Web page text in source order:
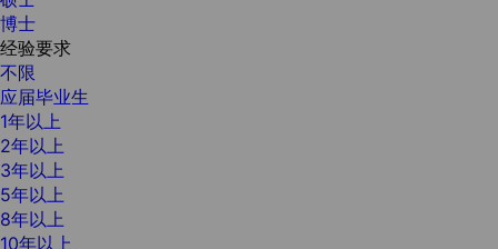
博士
经验要求
不限
应届毕业生
1年以上
2年以上
3年以上
5年以上
8年以上
10年以上